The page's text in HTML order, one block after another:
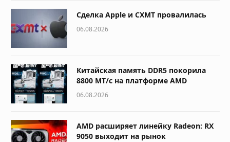
Сделка Apple и CXMT провалилась
06.08.2026
Китайская память DDR5 покорила
8800 МТ/с на платформе AMD
06.08.2026
AMD расширяет линейку Radeon: RX
9050 выходит на рынок